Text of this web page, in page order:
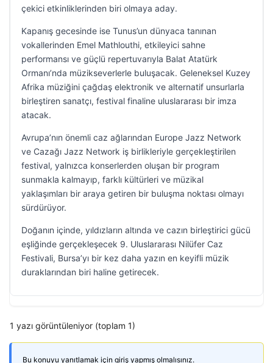
çekici etkinliklerinden biri olmaya aday.
Kapanış gecesinde ise Tunus’un dünyaca tanınan
vokallerinden Emel Mathlouthi, etkileyici sahne
performansı ve güçlü repertuvarıyla Balat Atatürk
Ormanı’nda müzikseverlerle buluşacak. Geleneksel Kuzey
Afrika müziğini çağdaş elektronik ve alternatif unsurlarla
birleştiren sanatçı, festival finaline uluslararası bir imza
atacak.
Avrupa’nın önemli caz ağlarından Europe Jazz Network
ve Cazağı Jazz Network iş birlikleriyle gerçekleştirilen
festival, yalnızca konserlerden oluşan bir program
sunmakla kalmayıp, farklı kültürleri ve müzikal
yaklaşımları bir araya getiren bir buluşma noktası olmayı
sürdürüyor.
Doğanın içinde, yıldızların altında ve cazın birleştirici gücü
eşliğinde gerçekleşecek 9. Uluslararası Nilüfer Caz
Festivali, Bursa’yı bir kez daha yazın en keyifli müzik
duraklarından biri haline getirecek.
1 yazı görüntüleniyor (toplam 1)
Bu konuyu yanıtlamak için giriş yapmış olmalısınız.